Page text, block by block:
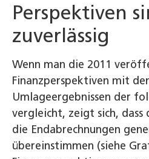
Perspektiven
zuverlässig
Wenn man die 2011
Finanzperspektiven mit
Umlageergebnissen der
vergleicht, zeigt sich, dass
die Endabrechnungen
übereinstimmen (siehe